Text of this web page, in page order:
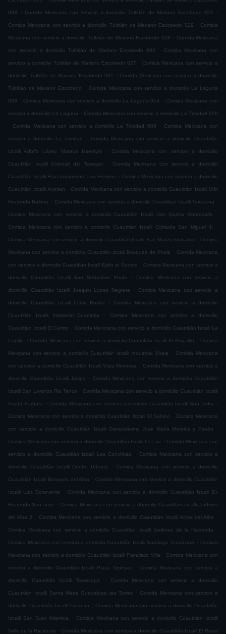
003 . Comida Mexicana con servicio a domicilio Tultitlán de Mariano Escobedo 021 .
Comida Mexicana con servicio a domicilio Tultitlán de Mariano Escobedo 029 . Comida
Mexicana con servicio a domicilio Tultitlán de Mariano Escobedo 028 . Comida Mexicana
con servicio a domicilio Tultitlán de Mariano Escobedo 002 . Comida Mexicana con
servicio a domicilio Tultitlán de Mariano Escobedo 027 . Comida Mexicana con servicio a
domicilio Tultitlán de Mariano Escobedo 001 . Comida Mexicana con servicio a domicilio
Tultitlán de Mariano Escobedo . Comida Mexicana con servicio a domicilio La Laguna
003 . Comida Mexicana con servicio a domicilio La Laguna 014 . Comida Mexicana con
servicio a domicilio La Laguna . Comida Mexicana con servicio a domicilio La Trinidad 009
.
Comida Mexicana con servicio a domicilio La Trinidad 008 . Comida Mexicana con
servicio a domicilio La Trinidad . Comida Mexicana con servicio a domicilio Cuautitlán
Izcalli Adolfo López Mateos Issemym . Comida Mexicana con servicio a domicilio
Cuautitlán Izcalli Colonial del Tepeyac . Comida Mexicana con servicio a domicilio
Cuautitlán Izcalli Fraccionamiento Los Fresnos . Comida Mexicana con servicio a domicilio
Cuautitlán Izcalli Axotlan . Comida Mexicana con servicio a domicilio Cuautitlán Izcalli Urbi
Hacienda Balboa . Comida Mexicana con servicio a domicilio Cuautitlán Izcalli Texcacoa .
Comida Mexicana con servicio a domicilio Cuautitlán Izcalli Urbi Quinta Montecarlo .
Comida Mexicana con servicio a domicilio Cuautitlán Izcalli Cofradía San Miguel ÌII .
Comida Mexicana con servicio a domicilio Cuautitlán Izcalli San Mateo Ixtacalco . Comida
Mexicana con servicio a domicilio Cuautitlán Izcalli Bosques de Xhala . Comida Mexicana
con servicio a domicilio Cuautitlán Izcalli Ejido el Socoro . Comida Mexicana con servicio a
domicilio Cuautitlán Izcalli San Sebastian Xhala . Comida Mexicana con servicio a
domicilio Cuautitlán Izcalli Joaquin Lopez Negrete . Comida Mexicana con servicio a
domicilio Cuautitlán Izcalli Loma Bonita . Comida Mexicana con servicio a domicilio
Cuautitlán Izcalli Industrial Cuamatla . Comida Mexicana con servicio a domicilio
Cuautitlán Izcalli El Cerrito . Comida Mexicana con servicio a domicilio Cuautitlán Izcalli La
Capilla . Comida Mexicana con servicio a domicilio Cuautitlán Izcalli El Nopalito . Comida
Mexicana con servicio a domicilio Cuautitlán Izcalli Industrial Xhala . Comida Mexicana
con servicio a domicilio Cuautitlán Izcalli Vista Hermosa . Comida Mexicana con servicio a
domicilio Cuautitlán Izcalli Jaltipa . Comida Mexicana con servicio a domicilio Cuautitlán
Izcalli San Lorenzo Rio Tenco . Comida Mexicana con servicio a domicilio Cuautitlán Izcalli
Santa Barbara . Comida Mexicana con servicio a domicilio Cuautitlán Izcalli San Isidro .
Comida Mexicana con servicio a domicilio Cuautitlán Izcalli El Sabino . Comida Mexicana
con servicio a domicilio Cuautitlán Izcalli Generalísimo José María Morelos y Pavón .
Comida Mexicana con servicio a domicilio Cuautitlán Izcalli La Luz . Comida Mexicana con
servicio a domicilio Cuautitlán Izcalli Las Conchitas . Comida Mexicana con servicio a
domicilio Cuautitlán Izcalli Centro Urbano . Comida Mexicana con servicio a domicilio
Cuautitlán Izcalli Bosques del Alba . Comida Mexicana con servicio a domicilio Cuautitlán
Izcalli Luis Echeverria . Comida Mexicana con servicio a domicilio Cuautitlán Izcalli Ex
Hacienda San Jose . Comida Mexicana con servicio a domicilio Cuautitlán Izcalli Jardines
del Alba 2 . Comida Mexicana con servicio a domicilio Cuautitlán Izcalli Arcos del Alba .
Comida Mexicana con servicio a domicilio Cuautitlán Izcalli Jardines de la Hacienda .
Comida Mexicana con servicio a domicilio Cuautitlán Izcalli Santiago Tepalcapa . Comida
Mexicana con servicio a domicilio Cuautitlán Izcalli Francisco Villa . Comida Mexicana con
servicio a domicilio Cuautitlán Izcalli Plaza Tepeyac . Comida Mexicana con servicio a
domicilio Cuautitlán Izcalli Tepalcapa . Comida Mexicana con servicio a domicilio
Cuautitlán Izcalli Santa Maria Guadalupe las Torres . Comida Mexicana con servicio a
domicilio Cuautitlán Izcalli Privanza . Comida Mexicana con servicio a domicilio Cuautitlán
Izcalli San Juan Atlamica . Comida Mexicana con servicio a domicilio Cuautitlán Izcalli
Valle de la Hacienda . Comida Mexicana con servicio a domicilio Cuautitlán Izcalli El Rosal